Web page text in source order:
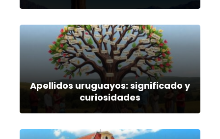
Apellidos uruguayos: significado y
curiosidades